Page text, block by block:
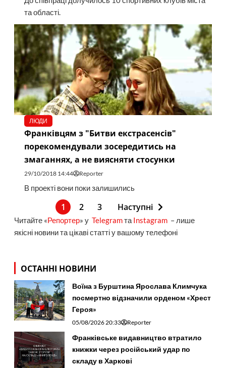
та області.
ЛЮДИ
Франківцям з "Битви екстрасенсів"
порекомендували зосередитись на
змаганнях, а не виясняти стосунки
29/10/2018 14:44 Reporter
В проекті вони поки залишились
1 2 3 Наступні
Читайте «Репортер» у Telegramта Instagram– лише
якісні новини та цікаві статті у вашому телефоні
ОСТАННІ НОВИНИ
Воїна з Бурштина Ярослава Климчука
посмертно відзначили орденом «Хрест
Героя»
05/08/2026 20:33 Reporter
Франківське видавництво втратило
книжки через російський удар по
складу в Харкові